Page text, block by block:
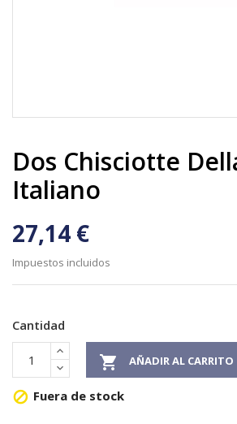
Dos Chisciotte
Italiano
27,14 €
Impuestos incluidos
Cantidad
 AÑADIR AL CARRITO
 Fuera de stock